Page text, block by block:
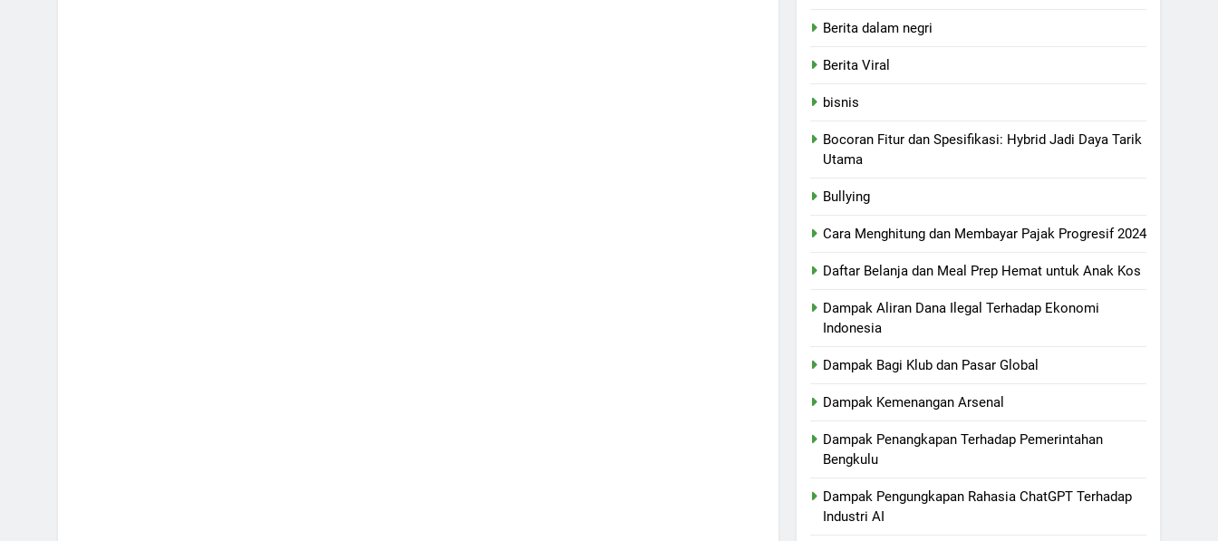
Berita dalam negri
Berita Viral
bisnis
Bocoran Fitur dan Spesifikasi: Hybrid Jadi Daya Tarik
Utama
Bullying
Cara Menghitung dan Membayar Pajak Progresif 2024
Daftar Belanja dan Meal Prep Hemat untuk Anak Kos
Dampak Aliran Dana Ilegal Terhadap Ekonomi
Indonesia
Dampak Bagi Klub dan Pasar Global
Dampak Kemenangan Arsenal
Dampak Penangkapan Terhadap Pemerintahan
Bengkulu
Dampak Pengungkapan Rahasia ChatGPT Terhadap
Industri AI